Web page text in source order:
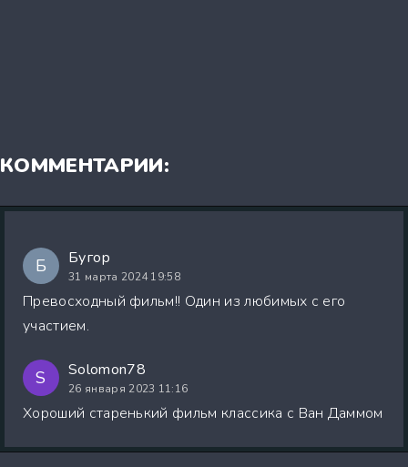
КОММЕНТАРИИ:
Б Бугор
31 марта 2024 19:58
Превосходный фильм!! Один из любимых с его
участием.
S Solomon78
26 января 2023 11:16
Хороший старенький фильм классика с Ван Даммом